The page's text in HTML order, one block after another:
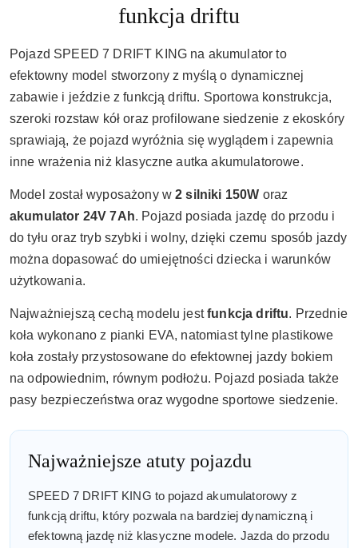
funkcja driftu
Pojazd SPEED 7 DRIFT KING na akumulator to
efektowny model stworzony z myślą o dynamicznej
zabawie i jeździe z funkcją driftu. Sportowa konstrukcja,
szeroki rozstaw kół oraz profilowane siedzenie z ekoskóry
sprawiają, że pojazd wyróżnia się wyglądem i zapewnia
inne wrażenia niż klasyczne autka akumulatorowe.
Model został wyposażony w2 silniki 150W oraz
akumulator 24V 7Ah. Pojazd posiada jazdę do przodu i
do tyłu oraz tryb szybki i wolny, dzięki czemu sposób jazdy
można dopasować do umiejętności dziecka i warunków
użytkowania.
Najważniejszą cechą modelu jestfunkcja driftu. Przednie
koła wykonano z pianki EVA, natomiast tylne plastikowe
koła zostały przystosowane do efektownej jazdy bokiem
na odpowiednim, równym podłożu. Pojazd posiada także
pasy bezpieczeństwa oraz wygodne sportowe siedzenie.
Najważniejsze atuty pojazdu
SPEED 7 DRIFT KING to pojazd akumulatorowy z
funkcją driftu, który pozwala na bardziej dynamiczną i
efektowną jazdę niż klasyczne modele. Jazda do przodu